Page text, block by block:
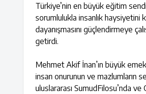
Türkiye’nin en büyük eğitim
sorumlulukla insanlık haysiyetini
dayanışmasını güçlendirmeye
getirdi.
Mehmet Akif İnan’ın büyük
insan onurunun ve mazlumların
uluslararası SumudFilosu’nda